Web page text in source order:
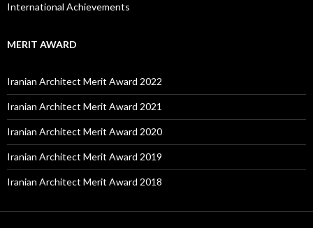
International Achievements
MERIT AWARD
Iranian Architect Merit Award 2022
Iranian Architect Merit Award 2021
Iranian Architect Merit Award 2020
Iranian Architect Merit Award 2019
Iranian Architect Merit Award 2018